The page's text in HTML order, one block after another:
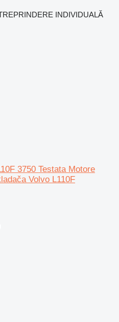
INDIVIDUALĂ
3750 Testata Motore
Volvo L110F